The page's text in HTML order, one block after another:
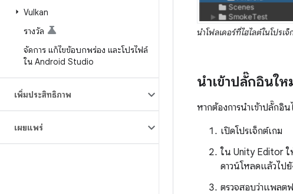
Vulkan
รางวัล
จัดการ แก้ไขข้อบกพร่อง และโปรไฟล์
ใน Android Studio
เพิ่มประสิทธิภาพ
เผยแพร่
นำโฟลเดอร์ที่ไฮไลต์ในโปร
นำเข้าปลั๊กอินใ
หากต้องการนำเข้าปลั๊กอิ
เปิดโปรเจ็กต์เกม
ใน Unity Editor
ดาวน์โหลดแล้วไป
ตรวจสอบว่าแพลต